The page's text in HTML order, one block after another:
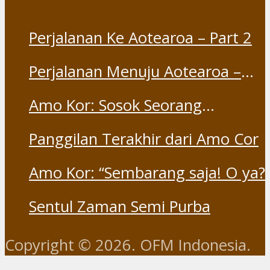
Perjalanan Ke Aotearoa – Part 2
Perjalanan Menuju Aotearoa –
Amo Kor: Sosok Seorang
Otentik
Panggilan Terakhir dari Amo Cor
Amo Kor: “Sembarang saja! O ya?
Sentul Zaman Semi Purba
Copyright © 2026. OFM Indonesia.